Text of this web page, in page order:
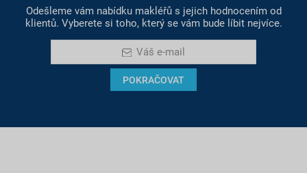
Odešleme vám nabídku makléřů s jejich hodnocením od
klientů. Vyberete si toho, který se vám bude líbit nejvíce.
Váš e-mail
POKRAČOVAT